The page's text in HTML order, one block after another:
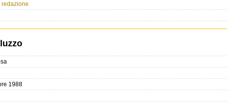
redazione
1988